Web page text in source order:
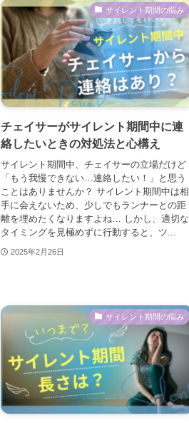
サイレント期間の悩み
チェイサーがサイレント期間中に連
絡したいときの対処法と心構え
サイレント期間中、チェイサーの立場だけど
「もう我慢できない…連絡したい！」と思う
ことはありませんか？ サイレント期間中は相
手に会えないため、少しでもランナーとの距
離を埋めたくなりますよね… しかし、適切な
タイミングを見極めずに行動すると、ツ...
2025年2月26日
サイレント期間の悩み